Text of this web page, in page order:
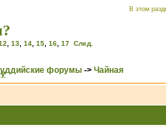
В этом
13 14 15 16 17 След.
форумы -> Чайная